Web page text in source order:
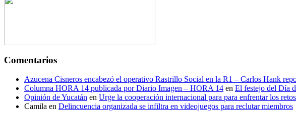
Comentarios
Azucena Cisneros encabezó el operativo Rastrillo Social en la R1 – Carlos Hank
Columna HORA 14 publicada por Diario Imagen – HORA 14 en El festejo del Día
Opinión de Yucatán en Urge la cooperación internacional para para enfrentar los
Camila en Delincuencia organizada se infiltra en videojuegos para reclutar miembros